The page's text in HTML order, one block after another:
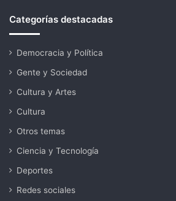
Categorías destacadas
Democracia y Política
Gente y Sociedad
Cultura y Artes
Cultura
Otros temas
Ciencia y Tecnología
Deportes
Redes sociales